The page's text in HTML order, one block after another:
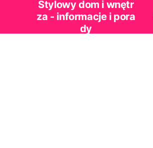
Stylowy dom i wnętr
za - informacje i pora
dy